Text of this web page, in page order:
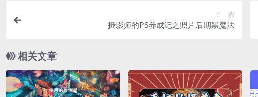
上一篇
摄影师的PS养成记之照片后期黑魔法
相关文章